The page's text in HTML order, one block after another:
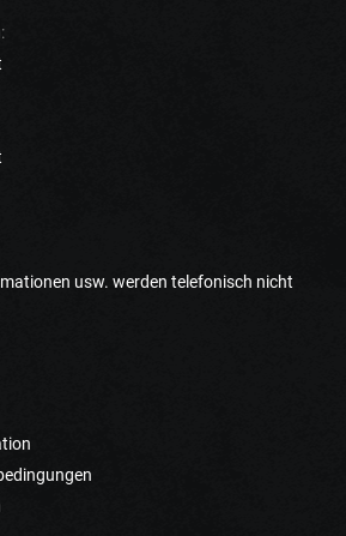
usw. werden telefonisch nicht